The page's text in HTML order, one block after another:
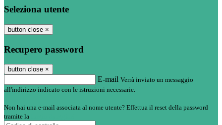
Seleziona utente
button close ×
Recupero password
button close ×
E-mail Verrà inviato un messaggio
all'indirizzo indicato con le istruzioni necessarie.
Non hai una e-mail associata al nome utente? Effettua il reset della password
tramite la